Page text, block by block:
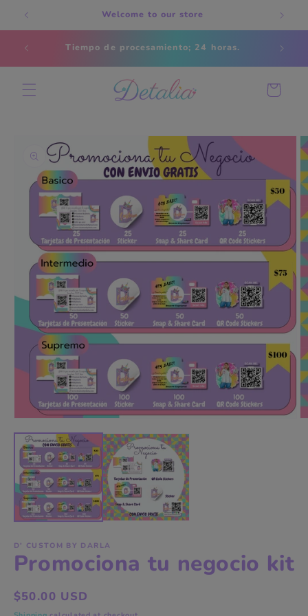
Skip to
content
Welcome to our store
Tiempo de procesamiento; 24 horas.
Cart
product
information
media
modal
D' CUSTOM BY DARLA
Promociona tu negocio kit
Regular
$50.00 USD